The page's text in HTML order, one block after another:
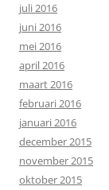
juli 2016
juni 2016
mei 2016
april 2016
maart 2016
februari 2016
januari 2016
december 2015
november 2015
oktober 2015